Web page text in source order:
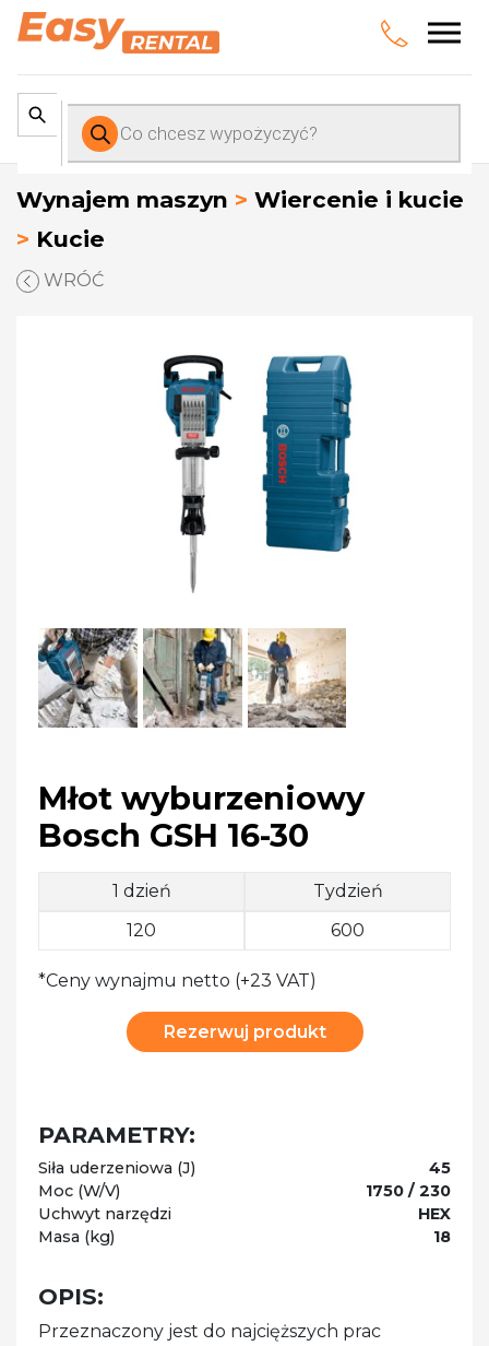
Wyszukiwarka
produktów
Wynajem maszyn > Wiercenie i kucie
> Kucie
WRÓĆ
Młot wyburzeniowy
Bosch GSH 16-30
1 dzień
Tydzień
120
600
*Ceny wynajmu netto (+23 VAT)
Rezerwuj produkt
PARAMETRY:
Siła uderzeniowa (J)
45
Moc (W/V)
1750 / 230
Uchwyt narzędzi
HEX
Masa (kg)
18
OPIS:
Przeznaczony jest do najcięższych prac